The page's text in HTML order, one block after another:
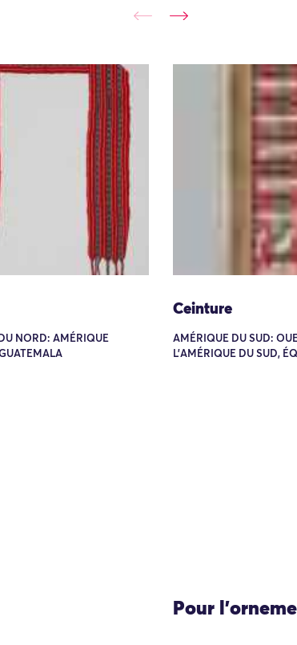
NORD: AMÉRIQUE
Ceinture
AMÉRIQUE DU SUD:
L'AMÉRIQUE DU SUD,
Pour